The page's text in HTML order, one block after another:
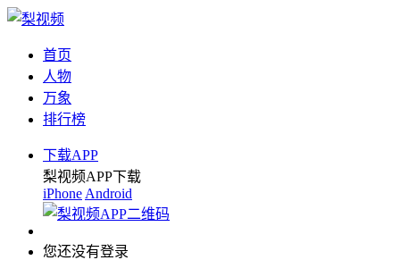
首页
人物
万象
排行榜
下载APP
梨视频APP下载
iPhone Android
您还没有登录